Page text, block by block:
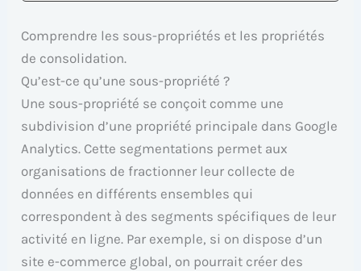
Comprendre les sous-propriétés et les propriétés
de consolidation.
Qu’est-ce qu’une sous-propriété ?
Une sous-propriété se conçoit comme une
subdivision d’une propriété principale dans Google
Analytics. Cette segmentations permet aux
organisations de fractionner leur collecte de
données en différents ensembles qui
correspondent à des segments spécifiques de leur
activité en ligne. Par exemple, si on dispose d’un
site e-commerce global, on pourrait créer des